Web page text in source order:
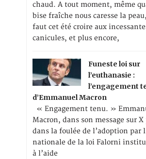
chaud. A tout moment, même
bise fraîche nous caresse la
faut cet été croire aux
canicules, et plus encore,
Funeste loi sur
l’euthanasie :
l’engagement
d’Emmanuel Macron
« Engagement tenu. »
Macron, dans son message sur
dans la foulée de l’adoption par
nationale de la loi Falorni
à l’aide